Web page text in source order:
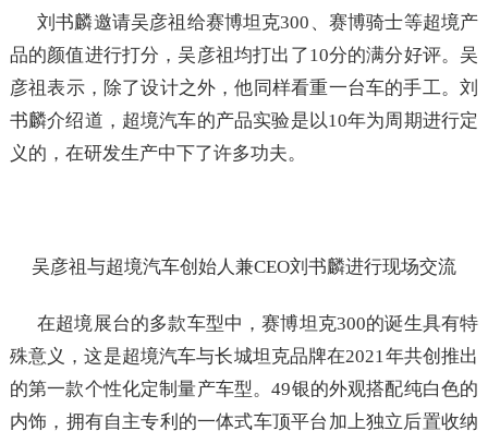
刘书麟邀请吴彦祖给赛博坦克300、赛博骑士等超境产
品的颜值进行打分，吴彦祖均打出了10分的满分好评。吴
彦祖表示，除了设计之外，他同样看重一台车的手工。刘
书麟介绍道，超境汽车的产品实验是以10年为周期进行定
义的，在研发生产中下了许多功夫。
吴彦祖与超境汽车创始人兼CEO刘书麟进行现场交流
在超境展台的多款车型中，赛博坦克300的诞生具有特
殊意义，这是超境汽车与长城坦克品牌在2021年共创推出
的第一款个性化定制量产车型。49银的外观搭配纯白色的
内饰，拥有自主专利的一体式车顶平台加上独立后置收纳